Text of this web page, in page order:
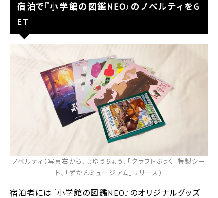
宿泊で『小学館の図鑑NEO』のノベルティをG
ET
ノベルティ（写真右から、じゆうちょう、「クラフトぶっく」特製シー
ト、「ずかんミュージアム」リリース）
宿泊者には『小学館の図鑑NEO』のオリジナルグッズ